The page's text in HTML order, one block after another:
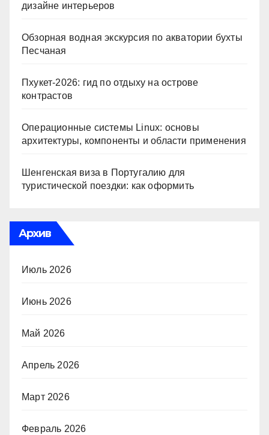
дизайне интерьеров
Обзорная водная экскурсия по акватории бухты
Песчаная
Пхукет-2026: гид по отдыху на острове
контрастов
Операционные системы Linux: основы
архитектуры, компоненты и области применения
Шенгенская виза в Португалию для
туристической поездки: как оформить
Архив
Июль 2026
Июнь 2026
Май 2026
Апрель 2026
Март 2026
Февраль 2026